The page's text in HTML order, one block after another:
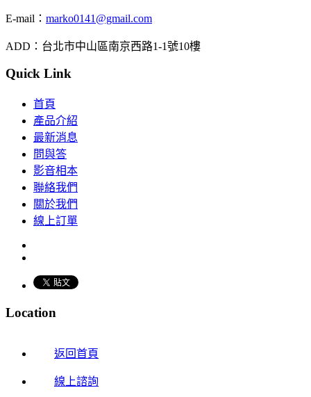
E-mail： marko0141@gmail.com
ADD：台北市中山區南京西路1-1號10樓
Quick Link
首頁
產品介紹
最新消息
問與答
影音相本
聯絡我們
關於我們
線上訂單
Location
返回首頁
線上諮詢